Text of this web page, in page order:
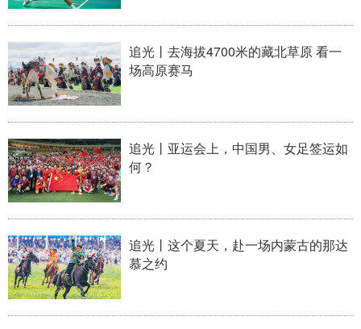
追光丨去海拔4700米的藏北草原 看一
场高原赛马
追光丨亚运会上，中国男、女足签运如
何？
追光丨这个夏天，赴一场内蒙古的那达
慕之约